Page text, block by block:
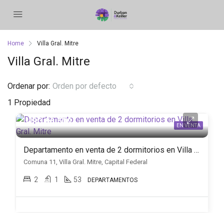
Home Villa Gral. Mitre
Villa Gral. Mitre
1 Propiedad
Ordenar por: Orden por defecto
EN VENTA
USD 86.500
Departamento en venta de 2 dormitorios en Villa Gral. Mitre
Comuna 11, Villa Gral. Mitre, Capital Federal
2 1 53 DEPARTAMENTOS